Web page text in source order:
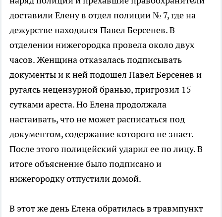
доставили Елену в отдел полиции № 7, где на
дежурстве находился Павел Берсенев. В
отделении нижегородка провела около двух
часов. Женщина отказалась подписывать
документы и к ней подошел Павел Берсенев и
ругаясь нецензурной бранью, пригрозил 15
сутками ареста. Но Елена продолжала
настаивать, что не может расписаться под
документом, содержание которого не знает.
После этого полицейский ударил ее по лицу. В
итоге объяснение было подписано и
нижегородку отпустили домой.
В этот же день Елена обратилась в травмпункт